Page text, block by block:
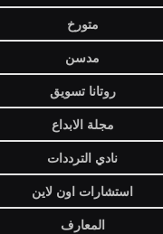
متورخ
مدسن
روتانا تسويق
مجلة الابداع
نادي الترددات
استشارات اون لاين
المعارف